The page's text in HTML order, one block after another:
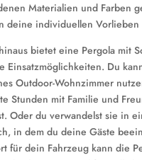
Materialien und Farben
deine individuellen Vorlieben
bietet eine Pergola mit
Einsatzmöglichkeiten. Du
Outdoor-Wohnzimmer
Stunden mit Familie und
Oder du verwandelst sie in
in dem du deine Gäste
für dein Fahrzeug kann die